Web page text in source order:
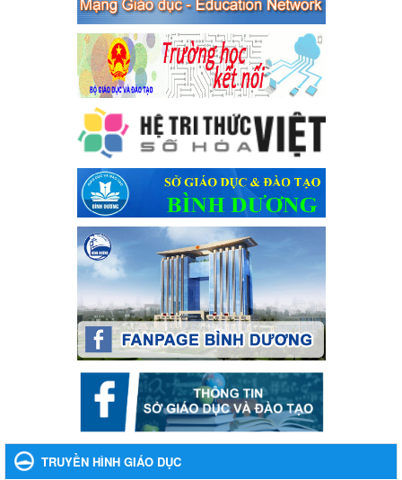
Ngày ban hành: 04/03/2024
Kế hoạch Tổ chức Hội trại truyền thống học sinh thị xã Bến
Cát Lần thứ VIII, năm học 2023-2024
Kế hoạch Tổ chức Hội trại truyền thống học sinh thị xã Bến Cát
Lần thứ VIII, năm học 2023-2024
Ngày ban hành: 28/12/2023
Phối hợp rà soát nhu cầu tiêm vắc xin phòng Covid 19
Phối hợp rà soát nhu cầu tiêm vắc xin phòng Covid 19
Ngày ban hành: 22/11/2023
Phát động, triển khai Cuộc thi " An toàn giao thông cho nụ
cười ngày mai" dành cho học sinh và giáo viên trung học
năm học 2023-2024
Phát động, triển khai Cuộc thi " An toàn giao thông cho nụ cười
ngày mai" dành cho học sinh và giáo viên trung học năm học
Ngày ban hành: 22/11/2023
Nhắc nhỡ thực hiện thanh toán không dùng tiền mặt các
khoản thu trong nhà trường năm học 2023-2024 và các năm
Nhắc nhỡ thực hiện thanh toán không dùng tiền mặt các khoản
thu trong nhà trường năm học 2023-2024 và các năm tiếp theo
Ngày ban hành: 27/09/2023
TRUYỀN HÌNH GIÁO DỤC